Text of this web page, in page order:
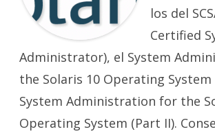
los del
Certified
Administrator), el System
the Solaris 10 Operating System
System Administration for the
Operating System (Part II).